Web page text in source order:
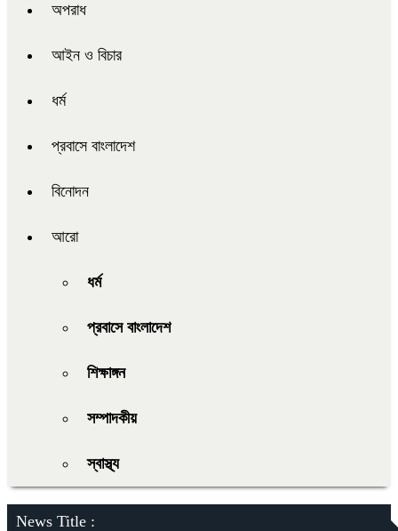
অপরাধ
আইন ও বিচার
ধর্ম
প্রবাসে বাংলাদেশ
বিনোদন
আরো
ধর্ম
প্রবাসে বাংলাদেশ
শিক্ষাঙ্গন
সম্পাদকীয়
স্বাস্থ্য
News Title :